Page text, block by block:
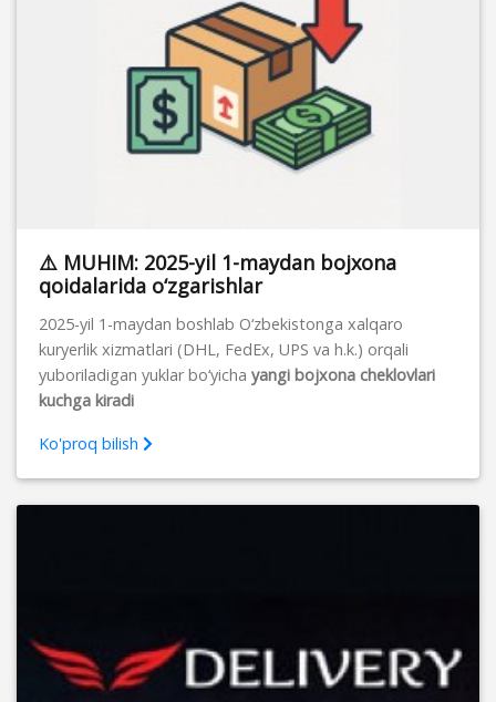
⚠️ MUHIM: 2025-yil 1-maydan bojxona
qoidalarida o‘zgarishlar
2025-yil 1-maydan boshlab O‘zbekistonga xalqaro
kuryerlik xizmatlari (DHL, FedEx, UPS va h.k.) orqali
yuboriladigan yuklar bo‘yicha yangi bojxona cheklovlari
kuchga kiradi
Ko'proq bilish